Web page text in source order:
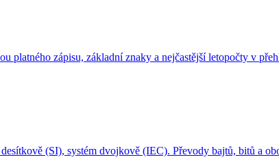
zápisu, základní znaky a nejčastější letopočty v
(SI), systém dvojkově (IEC). Převody bajtů, bitů a